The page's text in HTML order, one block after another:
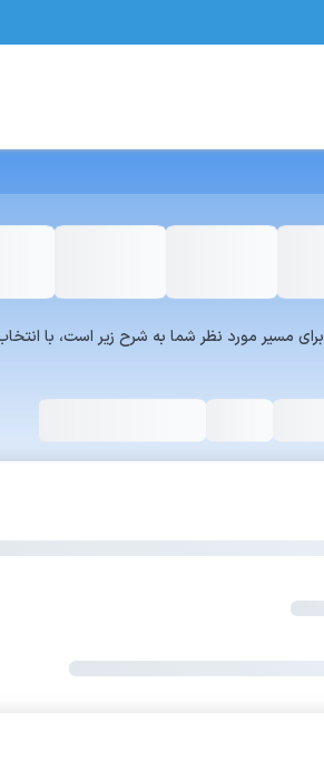
لیست سرویس‌های سفر۷۲۴ برای مسیر مورد نظر شما به شرح